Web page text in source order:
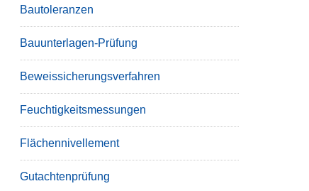
Bautoleranzen
Bauunterlagen-Prüfung
Beweissicherungsverfahren
Feuchtigkeitsmessungen
Flächennivellement
Gutachtenprüfung